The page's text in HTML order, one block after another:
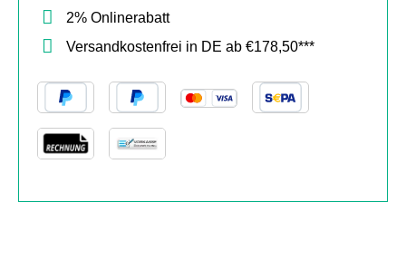
2% Onlinerabatt
Versandkostenfrei in DE ab €178,50***